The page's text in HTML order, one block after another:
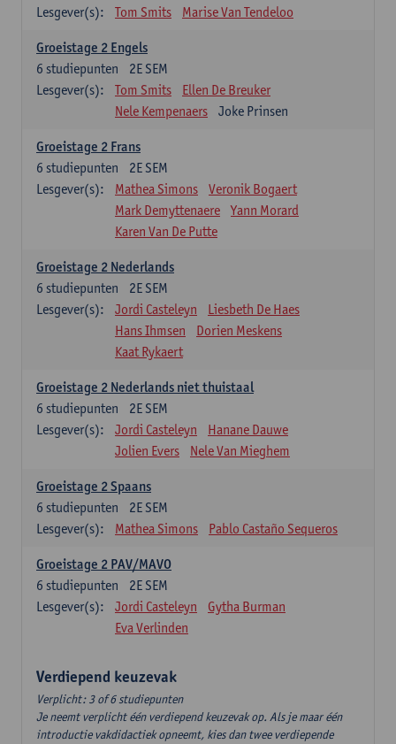
Lesgever(s):
Tom Smits Marise Van Tendeloo
Groeistage 2 Engels
2E SEM
6 studiepunten
Lesgever(s):
Tom Smits
Ellen De Breuker
Nele Kempenaers
Joke Prinsen
Groeistage 2 Frans
2E SEM
6 studiepunten
Lesgever(s):
Mathea Simons
Veronik Bogaert
Mark Demyttenaere
Yann Morard
Karen Van De Putte
Groeistage 2 Nederlands
2E SEM
6 studiepunten
Lesgever(s):
Jordi Casteleyn
Liesbeth De Haes
Hans Ihmsen
Dorien Meskens
Kaat Rykaert
Groeistage 2 Nederlands niet thuistaal
2E SEM
6 studiepunten
Lesgever(s):
Jordi Casteleyn
Hanane Dauwe
Jolien Evers
Nele Van Mieghem
Groeistage 2 Spaans
2E SEM
6 studiepunten
Lesgever(s):
Mathea Simons Pablo Castaño Sequeros
Groeistage 2 PAV/MAVO
2E SEM
6 studiepunten
Lesgever(s):
Jordi Casteleyn
Gytha Burman
Eva Verlinden
Verdiepend keuzevak
Verplicht: 3 of 6 studiepunten
Je neemt verplicht één verdiepend keuzevak op. Als je maar één
introductie vakdidactiek opneemt, kies dan twee verdiepende